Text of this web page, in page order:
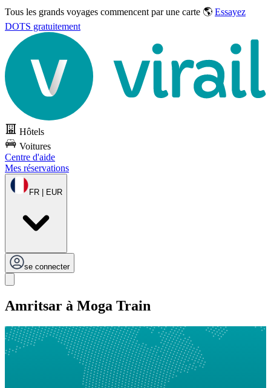
Tous les grands voyages commencent par une carte 🌎 Essayez
DOTS gratuitement
Hôtels
Voitures
Centre d'aide
Mes réservations
FR | EUR
se connecter
Amritsar à Moga Train